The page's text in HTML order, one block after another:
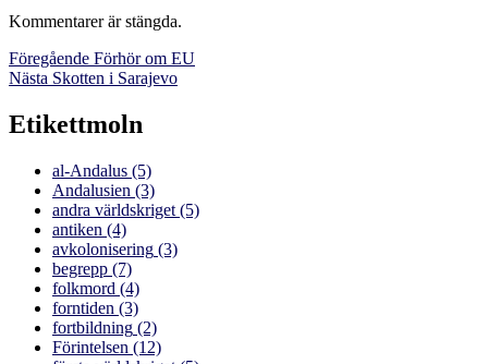
Kommentarer är stängda.
Inläggsnavigering
Föregående Föregående
inlägg:
Förhör om EU
Nästa Nästa
Skotten i Sarajevo
Etikettmoln
al-Andalus (5)
Andalusien (3)
andra världskriget (5)
antiken (4)
avkolonisering (3)
begrepp (7)
folkmord (4)
forntiden (3)
fortbildning (2)
Förintelsen (12)